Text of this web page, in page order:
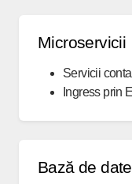
Microservicii
Servicii
Ingress prin
Bază de date